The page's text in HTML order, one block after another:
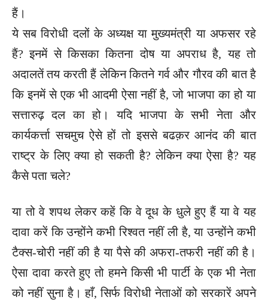
हैं।
ये सब विरोधी दलों के अध्यक्ष या मुख्यमंत्री या अफसर रहे
हैं? इनमें से किसका कितना दोष या अपराध है, यह तो
अदालतें तय करती हैं लेकिन कितने गर्व और गौरव की बात है
कि इनमें से एक भी आदमी ऐसा नहीं है, जो भाजपा का हो या
सत्तारुढ़ दल का हो। यदि भाजपा के सभी नेता और
कार्यकर्त्ता सचमुच ऐसे हों तो इससे बढक़र आनंद की बात
राष्ट्र के लिए क्या हो सकती है? लेकिन क्या ऐसा है? यह
कैसे पता चले?
या तो वे शपथ लेकर कहें कि वे दूध के धुले हुए हैं या वे यह
दावा करें कि उन्होंने कभी रिश्वत नहीं ली है, या उन्होंने कभी
टैक्स-चोरी नहीं की है या पैसे की अफरा-तफरी नहीं की है।
ऐसा दावा करते हुए तो हमने किसी भी पार्टी के एक भी नेता
को नहीं सुना है। हाँ, सिर्फ विरोधी नेताओं को सरकारें अपने